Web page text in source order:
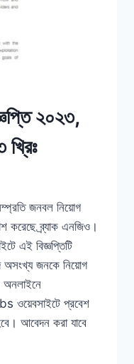
২০২৩,
জনবল নিয়োগ
করেছে ব্র্যাক এনজিও।
এই বিজ্ঞপ্তিটি
অসংখ্য জনকে নিয়োগ
অনলাইনে
প্রবেশ
আবেদন করা যাবে